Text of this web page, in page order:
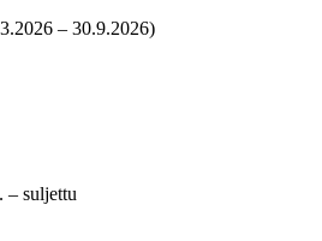
– 30.9.2026)
– suljettu